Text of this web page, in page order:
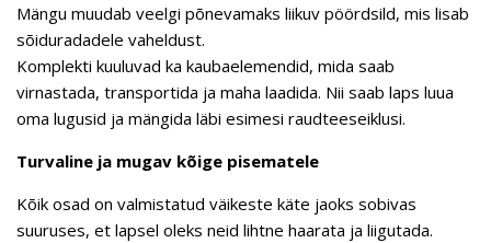
Mängu muudab veelgi põnevamaks liikuv pöördsild, mis lisab
sõiduradadele vaheldust.
Komplekti kuuluvad ka kaubaelemendid, mida saab
virnastada, transportida ja maha laadida. Nii saab laps luua
oma lugusid ja mängida läbi esimesi raudteeseiklusi.
Turvaline ja mugav kõige pisematele
Kõik osad on valmistatud väikeste käte jaoks sobivas
suuruses, et lapsel oleks neid lihtne haarata ja liigutada.